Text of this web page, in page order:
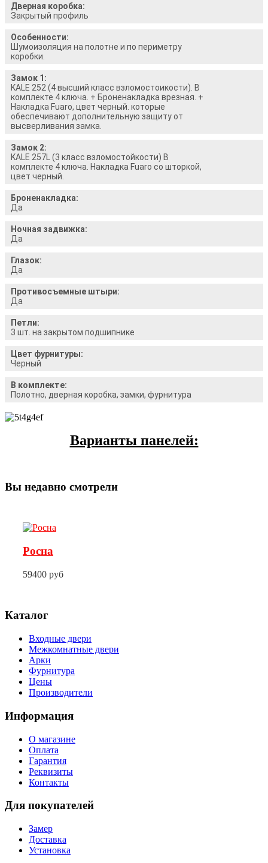
Дверная коробка:
Закрытый профиль
Особенности:
Шумоизоляция на полотне и по периметру
коробки.
Замок 1:
KALE 252 (4 высший класс взломостоикости). В
комплекте 4 ключа. + Броненакладка врезная. +
Накладка Fuaro, цвет черный. которые
обеспечивают дополнительную защиту от
высверливания замка.
Замок 2:
KALE 257L (3 класс взломостойкости) В
комплекте 4 ключа. Накладка Fuaro со шторкой,
цвет черный.
Броненакладка:
Да
Ночная задвижка:
Да
Глазок:
Да
Противосъемные штыри:
Да
Петли:
3 шт. на закрытом подшипнике
Цвет фурнитуры:
Черный
В комплекте:
Полотно, дверная коробка, замки, фурнитура
Варианты панелей:
Вы недавно смотрели
Росна
59400 руб
Каталог
Входные двери
Межкомнатные двери
Арки
Фурнитура
Цены
Производители
Информация
О магазине
Оплата
Гарантия
Реквизиты
Контакты
Для покупателей
Замер
Доставка
Установка